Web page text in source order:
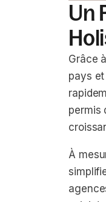
Un
Grâce
pays
permis
À